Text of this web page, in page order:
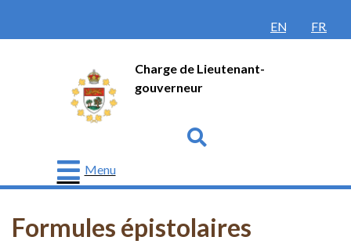
ENGLISH
Go
Charge de Lieutenant-
gouverneur
Menu
Formules épistolaires